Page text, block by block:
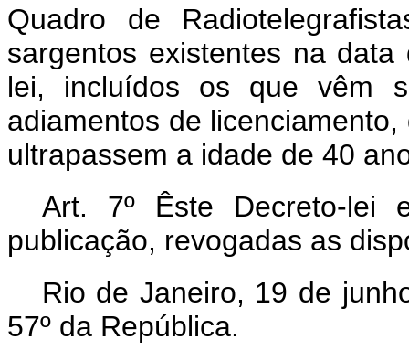
Quadro de
sargentos existentes na
lei, incluídos os que vêm
adiamentos de
ultrapassem a idade de 40
Art. 7º Êste Decreto-lei
publicação, revogadas as
Rio de Janeiro, 19 de
57º da República.